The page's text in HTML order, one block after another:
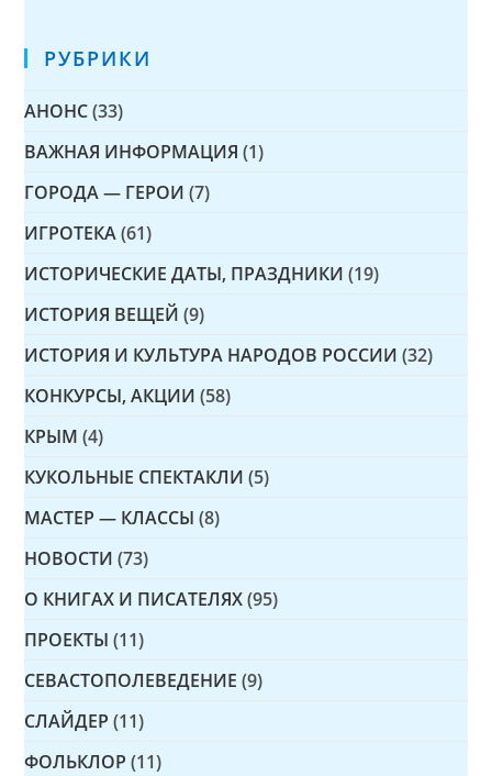
РУБРИКИ
АНОНС (33)
ВАЖНАЯ ИНФОРМАЦИЯ (1)
ГОРОДА — ГЕРОИ (7)
ИГРОТЕКА (61)
ИСТОРИЧЕСКИЕ ДАТЫ, ПРАЗДНИКИ (19)
ИСТОРИЯ ВЕЩЕЙ (9)
ИСТОРИЯ И КУЛЬТУРА НАРОДОВ РОССИИ (32)
КОНКУРСЫ, АКЦИИ (58)
КРЫМ (4)
КУКОЛЬНЫЕ СПЕКТАКЛИ (5)
МАСТЕР — КЛАССЫ (8)
НОВОСТИ (73)
О КНИГАХ И ПИСАТЕЛЯХ (95)
ПРОЕКТЫ (11)
СЕВАСТОПОЛЕВЕДЕНИЕ (9)
СЛАЙДЕР (11)
ФОЛЬКЛОР (11)